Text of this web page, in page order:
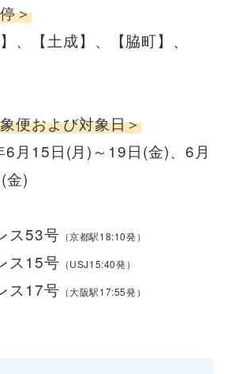
＞
、【土成】、【脇町】、
便および対象日＞
月15日(月)～19日(金)、6月
金)
ス53号 （京都駅18:10発）
ス15号 （USJ15:40発）
ス17号 （大阪駅17:55発）